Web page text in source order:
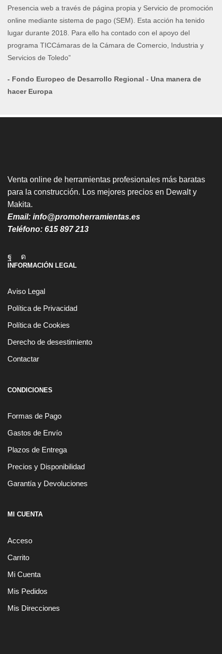
Presencia web a través de página propia y Servicio de promoción
online mediante sistema de pago (SEM). Esta acción ha tenido
lugar durante 2018. Para ello ha contado con el apoyo del
programa TICCámaras de la Cámara de Comercio, Industria y
Servicios de Toledo”
- Fondo Europeo de Desarrollo Regional - Una manera de
hacer Europa
Venta online de herramientas profesionales más baratas
para la construcción. Los mejores precios en Dewalt y
Makita.
Email: info@promoherramientas.es
Teléfono: 615 897 213
Facebook
Instagram
INFORMACIÓN LEGAL
Aviso Legal
Política de Privacidad
Política de Cookies
Derecho de desestimiento
Contactar
CONDICIONES
Formas de Pago
Gastos de Envío
Plazos de Entrega
Precios y Disponibilidad
Garantía y Devoluciones
MI CUENTA
Acceso
Carrito
Mi Cuenta
Mis Pedidos
Mis Direcciones